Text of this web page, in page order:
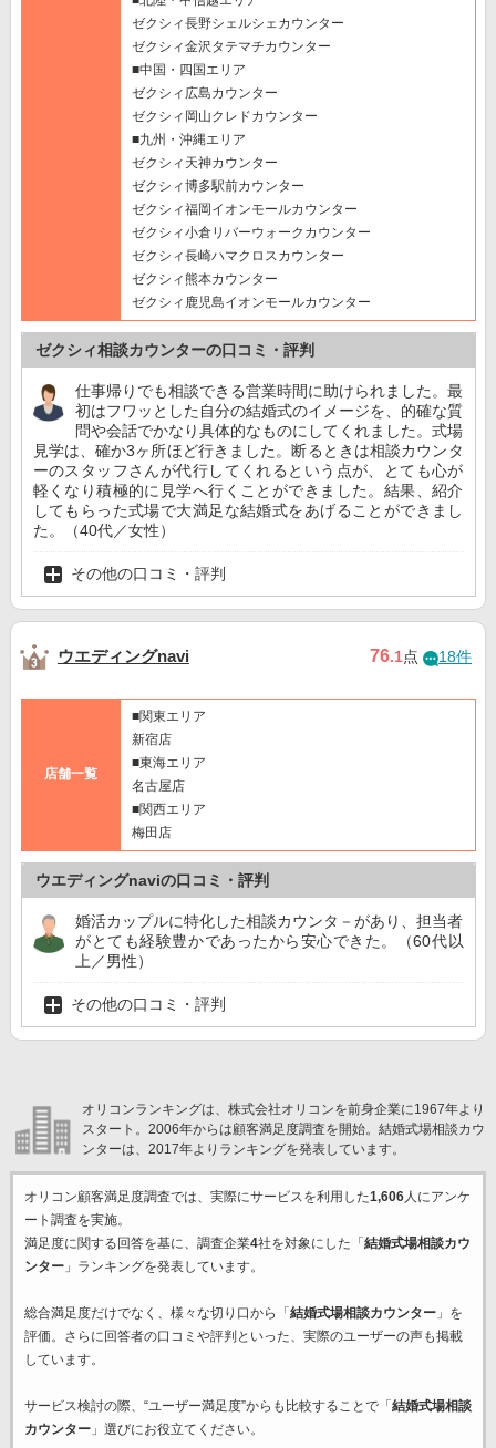
ゼクシィ長野シェルシェカウンター
ゼクシィ金沢タテマチカウンター
■中国・四国エリア
ゼクシィ広島カウンター
ゼクシィ岡山クレドカウンター
■九州・沖縄エリア
ゼクシィ天神カウンター
ゼクシィ博多駅前カウンター
ゼクシィ福岡イオンモールカウンター
ゼクシィ小倉リバーウォークカウンター
ゼクシィ長崎ハマクロスカウンター
ゼクシィ熊本カウンター
ゼクシィ鹿児島イオンモールカウンター
ゼクシィ相談カウンターの口コミ・評判
仕事帰りでも相談できる営業時間に助けられました。最
初はフワッとした自分の結婚式のイメージを、的確な質
問や会話でかなり具体的なものにしてくれました。式場
見学は、確か3ヶ所ほど行きました。断るときは相談カウンタ
ーのスタッフさんが代行してくれるという点が、とても心が
軽くなり積極的に見学へ行くことができました。結果、紹介
してもらった式場で大満足な結婚式をあげることができまし
た。（40代／女性）
その他の口コミ・評判
ウエディングnavi 76.1点 18件
店舗一覧
■関東エリア
新宿店
■東海エリア
名古屋店
■関西エリア
梅田店
ウエディングnaviの口コミ・評判
婚活カップルに特化した相談カウンタ－があり、担当者
がとても経験豊かであったから安心できた。（60代以
上／男性）
その他の口コミ・評判
オリコンランキングは、株式会社オリコンを前身企業に1967年より
スタート。2006年からは顧客満足度調査を開始。結婚式場相談カウ
ンターは、2017年よりランキングを発表しています。
オリコン顧客満足度調査では、実際にサービスを利用した1,606人にアンケ
ート調査を実施。
満足度に関する回答を基に、調査企業4社を対象にした「 結婚式場相談カウ
ンター」ランキングを発表しています。
総合満足度だけでなく、様々な切り口から「 結婚式場相談カウンター」を
評価。さらに回答者の口コミや評判といった、実際のユーザーの声も掲載
しています。
サービス検討の際、“ユーザー満足度”からも比較することで「 結婚式場相談
カウンター」選びにお役立てください。